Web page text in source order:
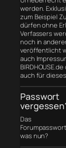
werden.
zum Beispiel
dürfen ohne
Verfassers
noch in
veröffentlicht
auch
auch für dieses
Passwort
Das
was nun?